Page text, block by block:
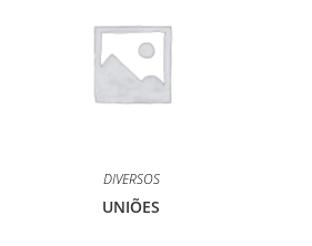
DIVERSOS
UNIÕES